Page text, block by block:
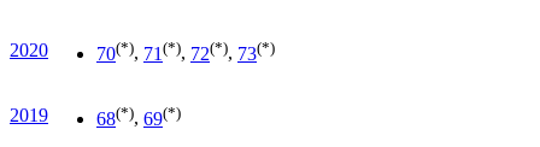
2020 70(*), 71 (*), 72(*), 73(*)
2019 68(*), 69(*)